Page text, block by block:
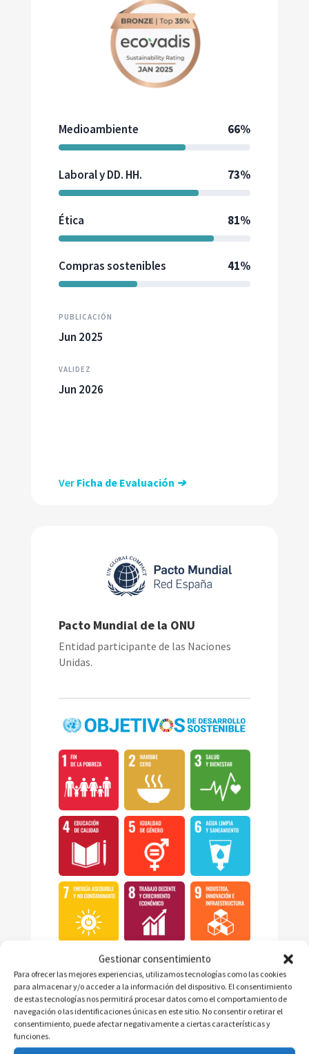
Gestionar consentimiento
Para ofrecer las mejores experiencias, utilizamos tecnologías como las cookies
para almacenar y/o acceder a la información del dispositivo. El consentimiento
de estas tecnologías nos permitirá procesar datos como el comportamiento de
navegación o las identificaciones únicas en este sitio. No consentir o retirar el
consentimiento, puede afectar negativamente a ciertas características y
funciones.
Medioambiente 66%
Laboral y DD. HH. 73%
Ética 81%
Compras sostenibles 41%
PUBLICACIÓN
Jun 2025
VALIDEZ
Jun 2026
Ver Ficha de Evaluación ➔
Pacto Mundial de la ONU
Entidad participante de las Naciones
Unidas.